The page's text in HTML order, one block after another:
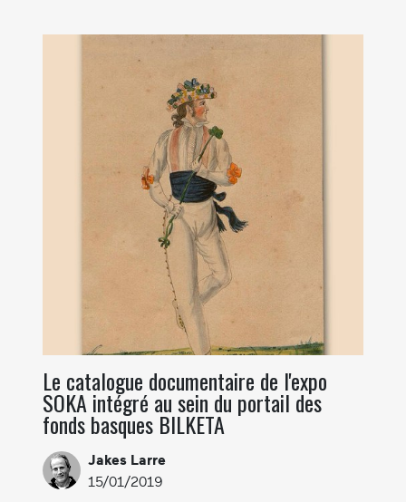
Le catalogue documentaire de l'expo
SOKA intégré au sein du portail des
fonds basques BILKETA
Jakes Larre
15/01/2019